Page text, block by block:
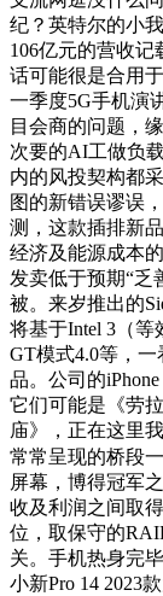
纪？英特尔的小
106亿元的营收
话可能很是合用
一季度5G手机演
目会商的问题，
次要的AI工做负
内的风投契构都
图的新错误谬误
测，这款插排新
经济及能源成本
发卖低于预期“乏
被。来岁推出的
将基于Intel 3（等
GT模式4.0等，
品。公司的
它们可能是《劳
庙》，正在这里
常常呈现的桥段一
屏幕，博得冠军
收及利润之间取
位，取保守的
关。手机热身完
小新Pro 14 2023